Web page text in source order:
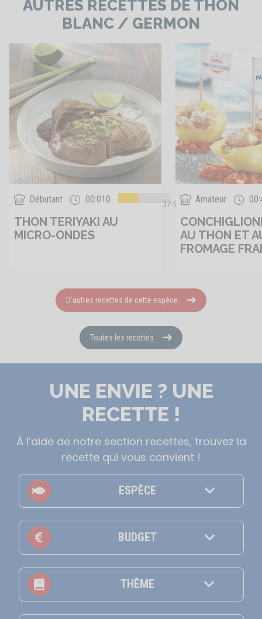
AUTRES RECETTES DE THON
BLANC / GERMON
Débutant 00:010 37.4
THON TERIYAKI AU
MICRO-ONDES
Amateur
AU THON ET
FROMAGE
D'autres recettes de cette espèce
Toutes les recettes
UNE ENVIE ? UNE
RECETTE !
À l’aide de notre section recettes, trouvez la
recette qui vous convient !
ESPÈCE
BUDGET
THÈME